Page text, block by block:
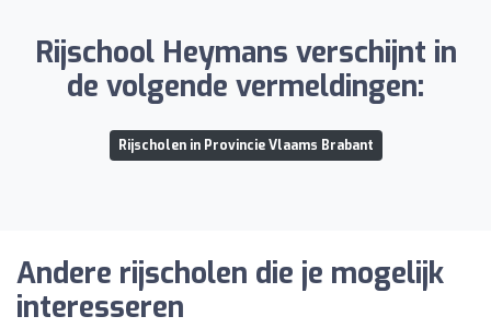
Rijschool Heymans verschijnt in
de volgende vermeldingen:
Rijscholen in Provincie Vlaams Brabant
Andere rijscholen die je mogelijk
interesseren